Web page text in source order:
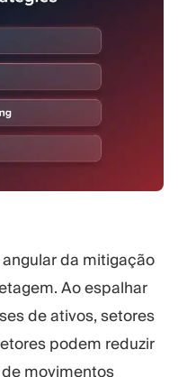
da mitigação
Ao espalhar
de ativos, setores
podem reduzir
movimentos